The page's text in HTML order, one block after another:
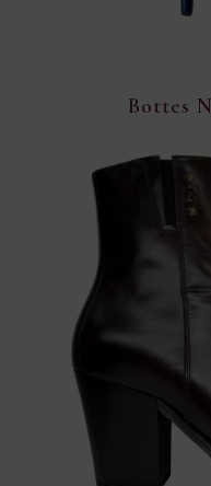
Bottes